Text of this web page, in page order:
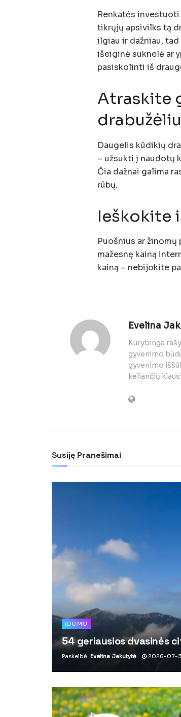
Renkatės
tikrųjų apsivilks tą
ilgiau ir dažniau,
išeiginė suknelė ar
pasiskolinti iš
Atraskite
Daugelis kūdikių
– užsukti į naudotų
Čia dažnai galima
rūbų.
Ieškokite
Puošnius ar žinomų
mažesnę kainą
kainą – nebijokite
Evelina
Kūrybinga
gyvenimo
gyvenimo
keliančių
Susiję Pranešimai
ĮDOMU
54 geriausios dvasinės
Paskelbė Evelina Jakutytė 2026-07-